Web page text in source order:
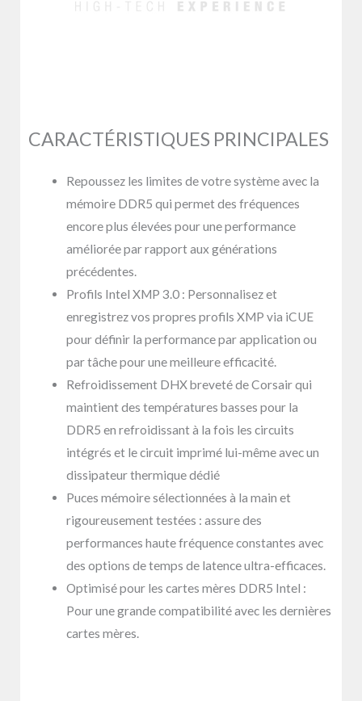
CARACTÉRISTIQUES PRINCIPALES
Repoussez les limites de votre système avec la
mémoire DDR5 qui permet des fréquences
encore plus élevées pour une performance
améliorée par rapport aux générations
précédentes.
Profils Intel XMP 3.0 : Personnalisez et
enregistrez vos propres profils XMP via iCUE
pour définir la performance par application ou
par tâche pour une meilleure efficacité.
Refroidissement DHX breveté de Corsair qui
maintient des températures basses pour la
DDR5 en refroidissant à la fois les circuits
intégrés et le circuit imprimé lui-même avec un
dissipateur thermique dédié
Puces mémoire sélectionnées à la main et
rigoureusement testées : assure des
performances haute fréquence constantes avec
des options de temps de latence ultra-efficaces.
Optimisé pour les cartes mères DDR5 Intel :
Pour une grande compatibilité avec les dernières
cartes mères.